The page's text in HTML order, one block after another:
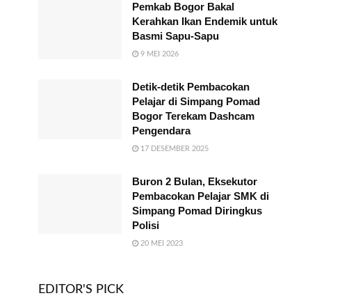
Pemkab Bogor Bakal
Kerahkan Ikan Endemik untuk
Basmi Sapu-Sapu
9 MEI 2026
Detik-detik Pembacokan
Pelajar di Simpang Pomad
Bogor Terekam Dashcam
Pengendara
17 DESEMBER 2025
Buron 2 Bulan, Eksekutor
Pembacokan Pelajar SMK di
Simpang Pomad Diringkus
Polisi
20 MEI 2023
EDITOR'S PICK